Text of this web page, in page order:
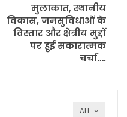
मुलाकात, स्थानीय
विकास, जनसुविधाओं के
विस्तार और क्षेत्रीय मुद्दों
पर हुई सकारात्मक
चर्चा….
ALL